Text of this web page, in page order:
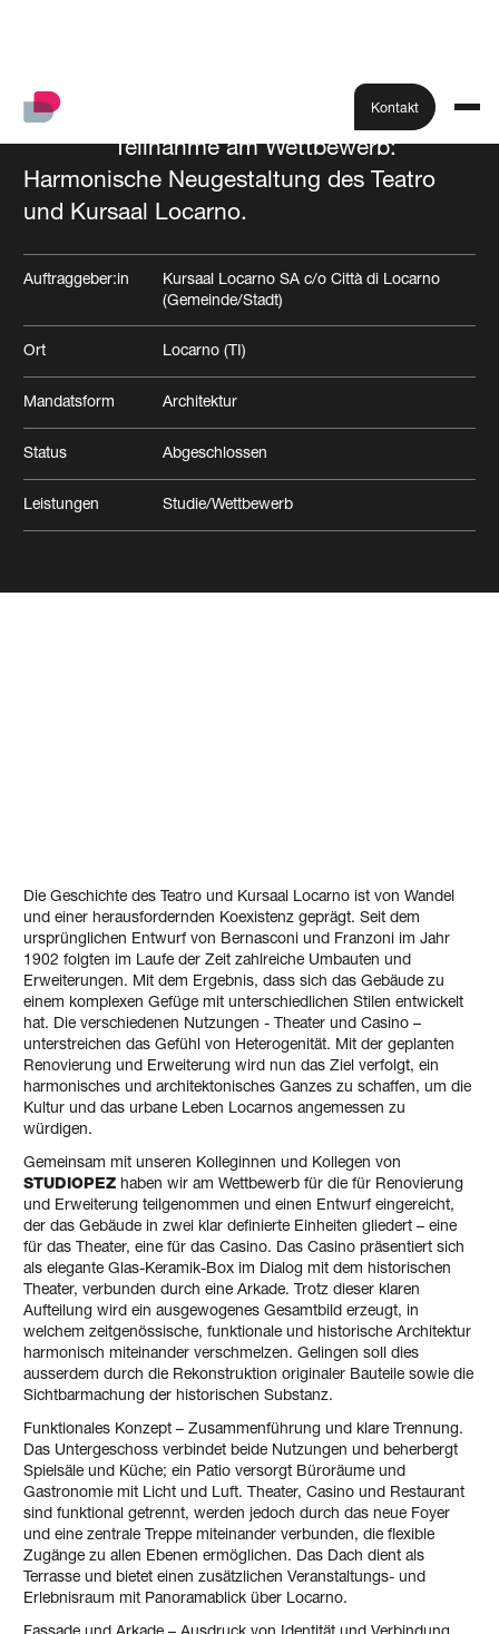
Kontakt
Wettbewerb Teatro Kursaal
Teilnahme am Wettbewerb:
Harmonische Neugestaltung des Teatro
und Kursaal Locarno.
Auftraggeber:in
Kursaal Locarno SA c/o Città di Locarno
(Gemeinde/Stadt)
Ort Locarno (TI)
Mandatsform Architektur
Status Abgeschlossen
Leistungen Studie/Wettbewerb
Die Geschichte des Teatro und Kursaal Locarno ist von Wandel
und einer herausfordernden Koexistenz geprägt. Seit dem
ursprünglichen Entwurf von Bernasconi und Franzoni im Jahr
1902 folgten im Laufe der Zeit zahlreiche Umbauten und
Erweiterungen. Mit dem Ergebnis, dass sich das Gebäude zu
einem komplexen Gefüge mit unterschiedlichen Stilen entwickelt
hat. Die verschiedenen Nutzungen - Theater und Casino –
unterstreichen das Gefühl von Heterogenität. Mit der geplanten
Renovierung und Erweiterung wird nun das Ziel verfolgt, ein
harmonisches und architektonisches Ganzes zu schaffen, um die
Kultur und das urbane Leben Locarnos angemessen zu
würdigen.
Gemeinsam mit unseren Kolleginnen und Kollegen von
STUDIOPEZhaben wir am Wettbewerb für die für Renovierung
und Erweiterung teilgenommen und einen Entwurf eingereicht,
der das Gebäude in zwei klar definierte Einheiten gliedert – eine
für das Theater, eine für das Casino. Das Casino präsentiert sich
als elegante Glas-Keramik-Box im Dialog mit dem historischen
Theater, verbunden durch eine Arkade. Trotz dieser klaren
Aufteilung wird ein ausgewogenes Gesamtbild erzeugt, in
welchem zeitgenössische, funktionale und historische Architektur
harmonisch miteinander verschmelzen. Gelingen soll dies
ausserdem durch die Rekonstruktion originaler Bauteile sowie die
Sichtbarmachung der historischen Substanz.
Funktionales Konzept – Zusammenführung und klare Trennung.
Das Untergeschoss verbindet beide Nutzungen und beherbergt
Spielsäle und Küche; ein Patio versorgt Büroräume und
Gastronomie mit Licht und Luft. Theater, Casino und Restaurant
sind funktional getrennt, werden jedoch durch das neue Foyer
und eine zentrale Treppe miteinander verbunden, die flexible
Zugänge zu allen Ebenen ermöglichen. Das Dach dient als
Terrasse und bietet einen zusätzlichen Veranstaltungs- und
Erlebnisraum mit Panoramablick über Locarno.